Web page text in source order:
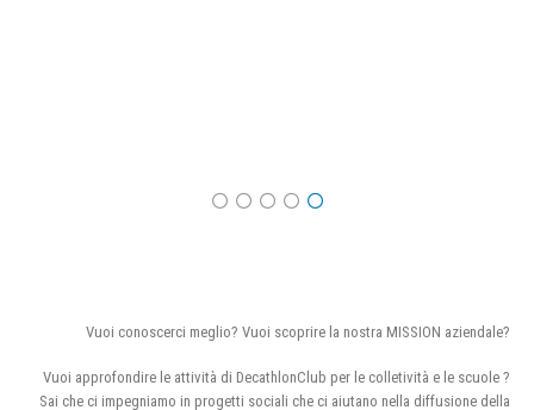
Vuoi conoscerci meglio? Vuoi scoprire la nostra MISSION aziendale?
Vuoi approfondire le attività di DecathlonClub per le colletività e le scuole ?
Sai che ci impegniamo in progetti sociali che ci aiutano nella diffusione della